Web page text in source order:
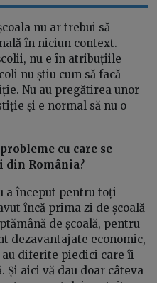
nu ar trebui să
în niciun context.
nu e în atribuțiile
nu știu cum să facă
Nu au pregătirea unor
și e normal să nu o
cu care se
din România?
a început pentru toți
încă prima zi de școală
de școală, pentru
dezavantajate economic,
diferite piedici care îi
Și aici vă dau doar câteva